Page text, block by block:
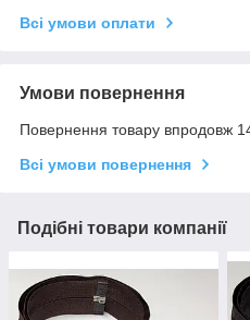
Всі умови оплати
Умови повернення
Повернення товару впродовж
Всі умови повернення
Подібні товари компанії